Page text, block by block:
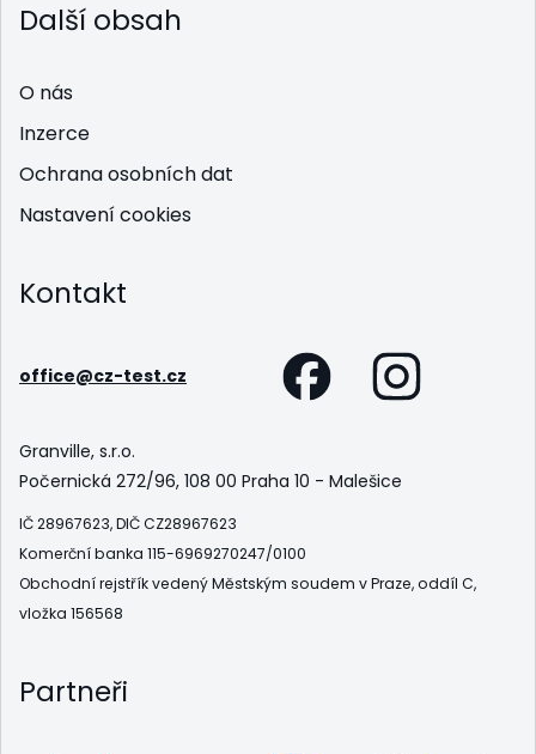
Další obsah
O nás
Inzerce
Ochrana osobních dat
Nastavení cookies
Kontakt
office@cz-test.cz
Granville, s.r.o.
Počernická 272/96, 108 00 Praha 10 - Malešice
IČ 28967623, DIČ CZ28967623
Komerční banka 115-6969270247/0100
Obchodní rejstřík vedený Městským soudem v Praze, oddíl C,
vložka 156568
Partneři